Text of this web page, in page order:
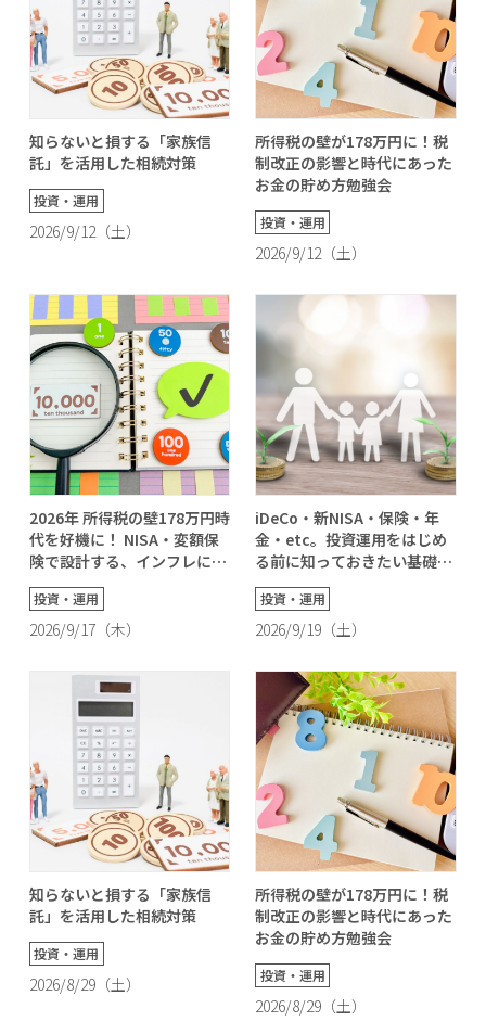
知らないと損する「家族信
託」を活用した相続対策
投資・運用
2026/9/12（土）
所得税の壁が178万円に！税
制改正の影響と時代にあった
お金の貯め方勉強会
投資・運用
2026/9/12（土）
2026年 所得税の壁178万円時
代を好機に！ NISA・変額保
険で設計する、インフレに負
けない「一生困らないお金」
の作り方
投資・運用
2026/9/17（木）
iDeCo・新NISA・保険・年
金・etc。投資運用をはじめ
る前に知っておきたい基礎知
識！
投資・運用
2026/9/19（土）
知らないと損する「家族信
託」を活用した相続対策
投資・運用
2026/8/29（土）
所得税の壁が178万円に！税
制改正の影響と時代にあった
お金の貯め方勉強会
投資・運用
2026/8/29（土）